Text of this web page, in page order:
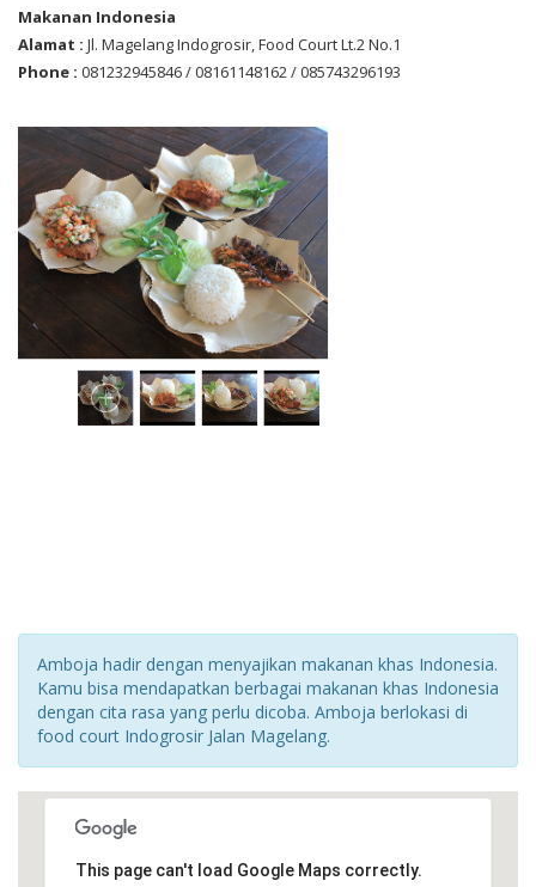
Makanan Indonesia
Alamat : Jl. Magelang Indogrosir, Food Court Lt.2 No.1
Phone : 081232945846 / 08161148162 / 085743296193
Amboja hadir dengan menyajikan makanan khas Indonesia.
Kamu bisa mendapatkan berbagai makanan khas Indonesia
dengan cita rasa yang perlu dicoba. Amboja berlokasi di
food court Indogrosir Jalan Magelang.
This page can't load Google Maps correctly.